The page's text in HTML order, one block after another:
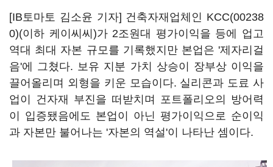
[IB토마토 김소윤 기자] 건축자재업체인 KCC(00238
0)(이하 케이씨씨)가 2조원대 평가이익을 등에 업고
역대 최대 자본 규모를 기록했지만 본업은 '제자리걸
음'에 그쳤다. 보유 지분 가치 상승이 장부상 이익을
끌어올리며 외형을 키운 모습이다. 실리콘과 도료 사
업이 건자재 부진을 떠받치며 포트폴리오의 방어력
이 입증됐음에도 본업이 아닌 평가이익으로 순이익
과 자본만 불어나는 '자본의 역설'이 나타난 셈이다.